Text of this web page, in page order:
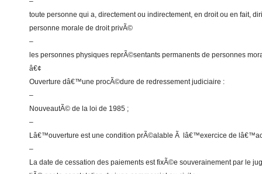
toute personne qui a, directement ou indirectement, en droit ou en fait,
personne morale de droit privÃ©
–
les personnes physiques reprÃ©sentants permanents de personnes
â€¢
Ouverture dâ€™une procÃ©dure de redressement judiciaire :
–
NouveautÃ© de la loi de 1985 ;
–
Lâ€™ouverture est une condition prÃ©alable Ã lâ€™exercice de
–
La date de cessation des paiements est fixÃ©e souverainement par le